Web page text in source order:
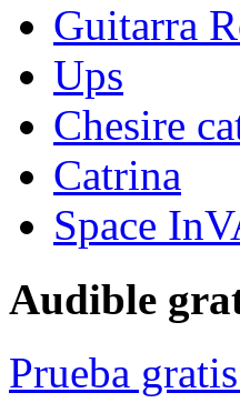
Guitarra
Ups
Chesire
Catrina
Space
Audible
Prueba